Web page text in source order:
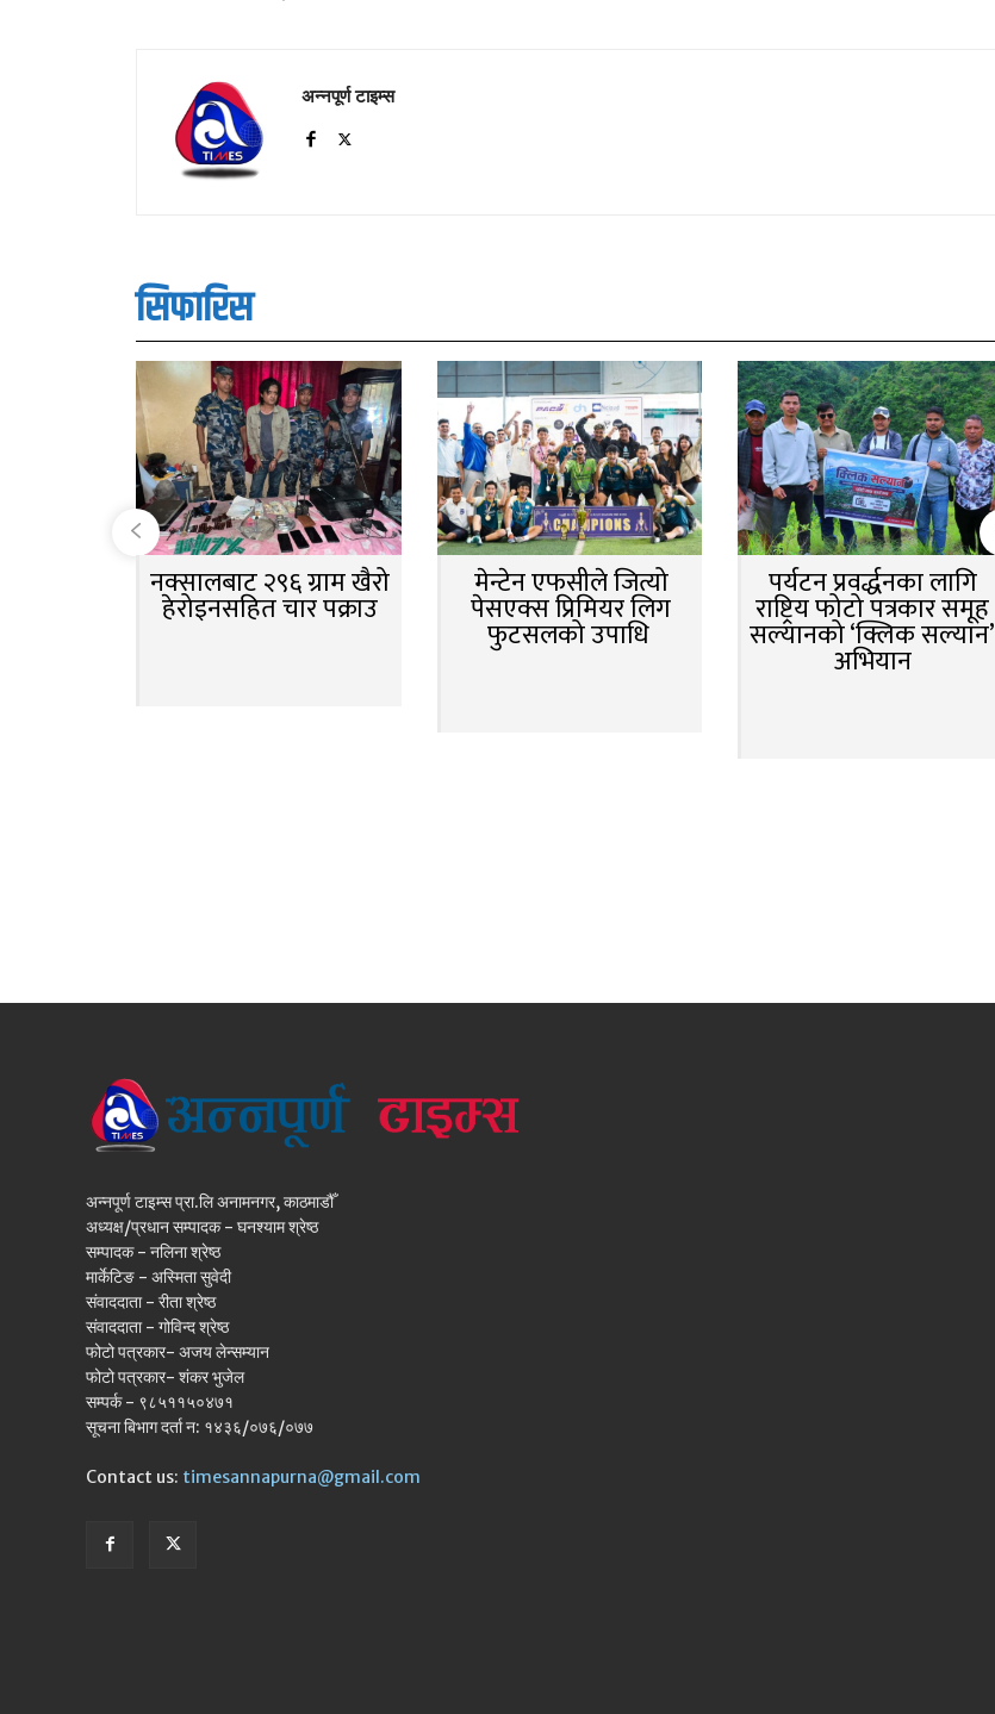
अन्नपूर्ण टाइम्स
सिफारिस
नक्सालबाट २९६ ग्राम खैरो
हेरोइनसहित चार पक्राउ
मेन्टेन एफसीले जित्यो
पेसएक्स प्रिमियर लिग
फुटसलको उपाधि
पर्यटन प्रवर्द्धनका लागि
राष्ट्रिय फोटो पत्रकार समूह
सल्यानको ‘क्लिक सल्यान’
अभियान
अन्नपूर्ण टाइम्स प्रा.लि अनामनगर, काठमाडौँ
अध्यक्ष/प्रधान सम्पादक - घनश्याम श्रेष्ठ
सम्पादक - नलिना श्रेष्ठ
मार्केटिङ - अस्मिता सुवेदी
संवाददाता - रीता श्रेष्ठ
संवाददाता - गोविन्द श्रेष्ठ
फोटो पत्रकार- अजय लेन्सम्यान
फोटो पत्रकार- शंकर भुजेल
सम्पर्क - ९८५११५०४७१
सूचना बिभाग दर्ता न: १४३६/०७६/०७७
Contact us: timesannapurna@gmail.com